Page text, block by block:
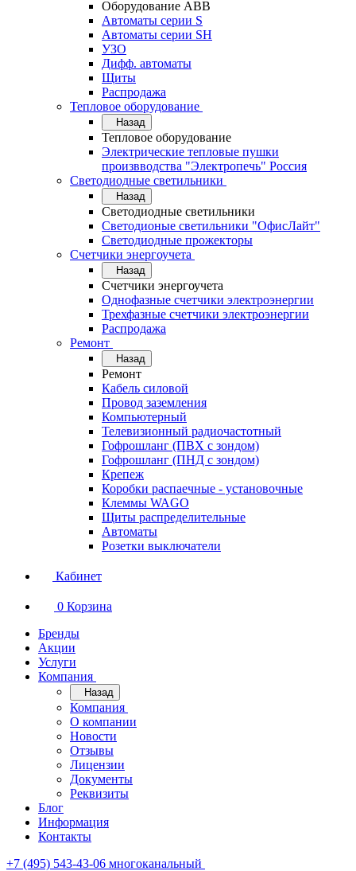
Оборудование АВВ
Автоматы серии S
Автоматы серии SH
УЗО
Дифф. автоматы
Щиты
Распродажа
Тепловое оборудование
Назад
Тепловое оборудование
Электрические тепловые пушки
произвводства "Электропечь" Россия
Светодиодные светильники
Назад
Светодиодные светильники
Светодионые светильники "ОфисЛайт"
Светодиодные прожекторы
Счетчики энергоучета
Назад
Счетчики энергоучета
Однофазные счетчики электроэнергии
Трехфазные счетчики электроэнергии
Распродажа
Ремонт
Назад
Ремонт
Кабель силовой
Провод заземления
Компьютерный
Телевизионный радиочастотный
Гофрошланг (ПВХ с зондом)
Гофрошланг (ПНД с зондом)
Крепеж
Коробки распаечные - установочные
Клеммы WAGO
Щиты распределительные
Автоматы
Розетки выключатели
Кабинет
0 Корзина
Бренды
Акции
Услуги
Компания
Назад
Компания
О компании
Новости
Отзывы
Лицензии
Документы
Реквизиты
Блог
Информация
Контакты
+7 (495) 543-43-06 многоканальный